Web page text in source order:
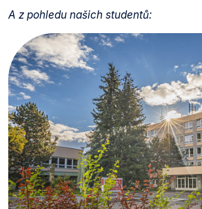
A z pohledu našich studentů: